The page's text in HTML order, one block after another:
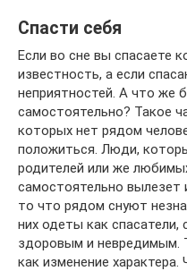
Спасти себя
Если во сне вы спасаете
известность, а если
неприятностей. А что же
самостоятельно? Такое
которых нет рядом
положиться. Люди,
родителей или же
самостоятельно
то что рядом снуют
них одеты как
здоровым и невредимым.
как изменение